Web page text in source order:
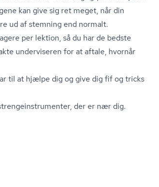
kan give sig ret meget, når din
ud af stemning end normalt.
per lektion, så du har de bedste
underviseren for at aftale, hvornår
til at hjælpe dig og give dig fif og tricks
der er nær dig.